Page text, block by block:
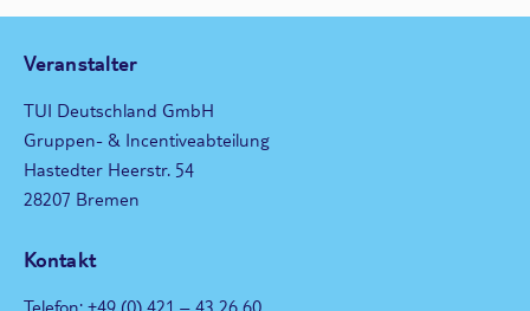
Veranstalter
TUI Deutschland GmbH
Gruppen- & Incentiveabteilung
Hastedter Heerstr. 54
28207 Bremen
Kontakt
Telefon: +49 (0) 421 – 43 26 60